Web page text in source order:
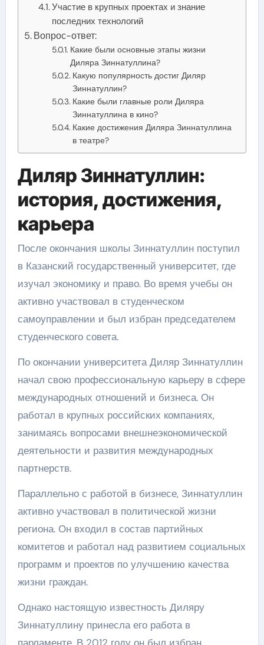
Участие в крупных проектах и знание
последних технологий
Вопрос-ответ:
Какие были основные этапы жизни
Диляра Зиннатуллина?
Какую популярность достиг Диляр
Зиннатуллин?
Какие были главные роли Диляра
Зиннатуллина в кино?
Какие достижения Диляра Зиннатуллина
в театре?
Диляр Зиннатуллин:
история, достижения,
карьера
После окончания школы Зиннатуллин поступил
в Казанский государственный университет, где
изучал экономику и право. Во время учебы он
активно участвовал в студенческом
самоуправлении и был избран председателем
студенческого совета.
По окончании университета Диляр Зиннатуллин
начал свою профессиональную карьеру в сфере
международных отношений и бизнеса. Он
работал в крупных российских компаниях,
занимаясь вопросами внешнеэкономической
деятельности и развития международных
партнерств.
Параллельно с работой в бизнесе, Зиннатуллин
активно участвовал в политической жизни
региона. Он входил в состав партийных
комитетов и работал над развитием социальных
программ и проектов по улучшению качества
жизни граждан.
Однако настоящую известность Диляру
Зиннатуллину принесла его работа в